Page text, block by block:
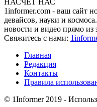
НАСЧЕТ НАС
1informer.com - ваш сайт
девайсов, науки и
новости и видео прямо
Свяжитесь с нами:
Главная
Редакция
Контакты
Правила
© 1Informer 2019 -